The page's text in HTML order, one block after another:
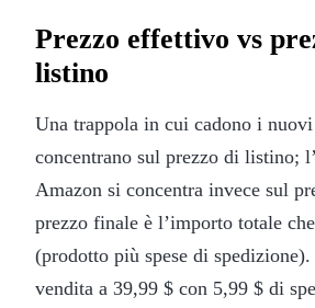
Prezzo effettivo vs
listino
Una trappola in cui cadono i
concentrano sul prezzo di listino;
Amazon si concentra invece sul
prezzo finale è l’importo totale
(prodotto più spese di
vendita a 39,99 $ con 5,99 $ di